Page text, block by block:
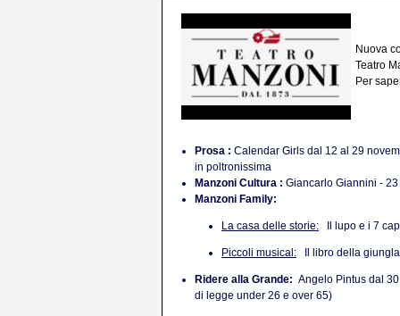
Nuova
Teatro
Per
Prosa : Calendar Girls dal 12 al 29
in poltronissima
Manzoni Cultura : Giancarlo Giannini -
Manzoni Family:
La casa delle storie: Il lupo e i 7
Piccoli musical: Il libro della
Ridere alla Grande: Angelo Pintus dal
di legge under 26 e over 65)